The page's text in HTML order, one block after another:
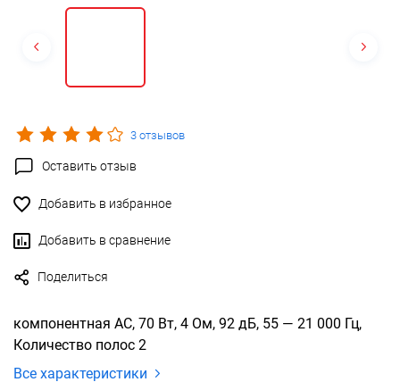
3 отзывов
Оставить отзыв
Добавить в избранное
Добавить в сравнение
Поделиться
компонентная АС, 70 Вт, 4 Ом, 92 дБ, 55 — 21 000 Гц,
Количество полос 2
Все характеристики